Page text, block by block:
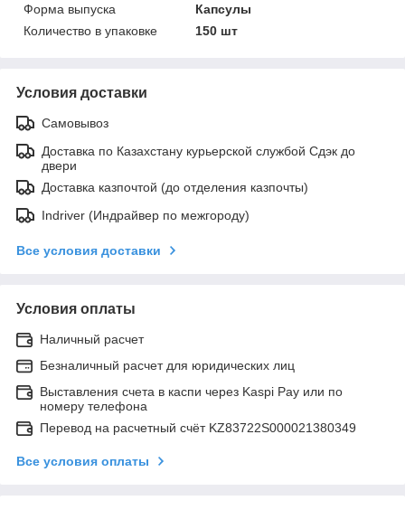
Форма выпуска
Капсулы
Количество в упаковке
150 шт
Условия доставки
Самовывоз
Доставка по Казахстану курьерской службой Сдэк до
двери
Доставка казпочтой (до отделения казпочты)
Indriver (Индрайвер по межгороду)
Все условия доставки
Условия оплаты
Наличный расчет
Безналичный расчет для юридических лиц
Выставления счета в каспи через Kaspi Pay или по
номеру телефона
Перевод на расчетный счёт KZ83722S000021380349
Все условия оплаты